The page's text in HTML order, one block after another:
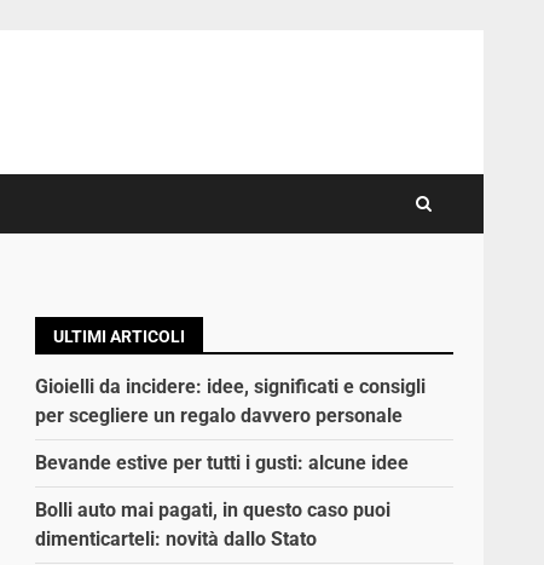
ULTIMI ARTICOLI
Gioielli da incidere: idee, significati e consigli
per scegliere un regalo davvero personale
Bevande estive per tutti i gusti: alcune idee
Bolli auto mai pagati, in questo caso puoi
dimenticarteli: novità dallo Stato